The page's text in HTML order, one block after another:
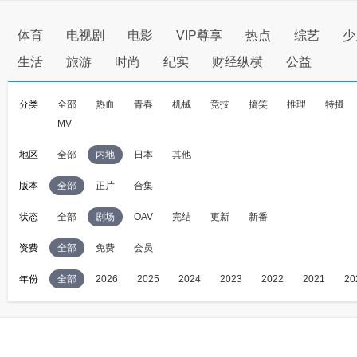
体育 电视剧 电影 VIP尊享 热点 综艺
生活
旅游 时尚 纪实 财经纵横 公益
分类 全部 热血 青春 机械 竞技 搞笑 推理
特摄
MV
地区 全部 内地 日本 其他
版本 全部 正片 合集
状态 全部 剧场 OAV 完结 更新 新番
资费 全部 免费 会员
年份 全部 2026 2025 2024 2023 2022 2021